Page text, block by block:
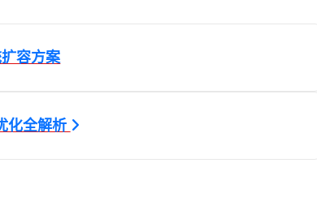
容方案
化全解析